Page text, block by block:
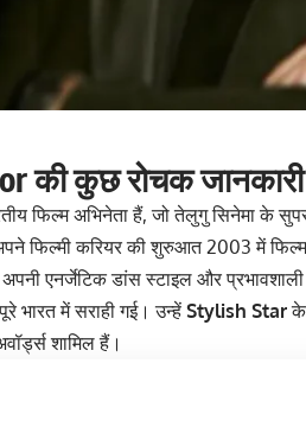
की कुछ रोचक जानकारी
फिल्म अभिनेता हैं, जो तेलुगु सिनेमा के
फिल्मी करियर की शुरुआत 2003 में
एनर्जेटिक डांस स्टाइल और
भारत में सराही गई। उन्हेंStylish Starके
शामिल हैं।